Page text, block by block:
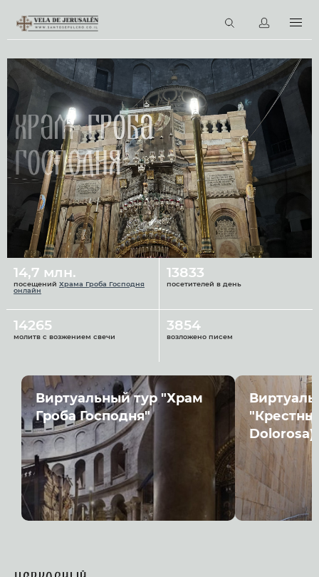
Виртуальные туры
Библиотека
Наши святыни
Новости
Церковный календарь
RU
Храм Гроба
Господня
14,7 млн.
посещений Храма Гроба Господня
онлайн
13833
посетителей в день
14265
молитв с возжением свечи
3854
возложено писем
Виртуальный тур "Храм
Гроба Господня"
Dolorosa)"